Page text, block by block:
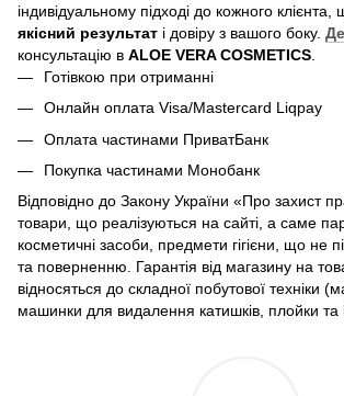
індивідуальному підході до кожного клієнта,
якісний результат і довіру з вашого боку.
консультацію в ALOE VERA COSMETICS
Готівкою при отриманні
Онлайн оплата Visa/Mastercard Liqpay
Оплата частинами ПриватБанк
Покупка частинами Монобанк
Відповідно до Закону України «Про захист
товари, що реалізуються на сайті, а саме
косметичні засоби, предмети гігієни, що не
та поверненню. Гарантія від магазину на
відносяться до складної побутової техніки
машинки для видалення катишків, плойки та